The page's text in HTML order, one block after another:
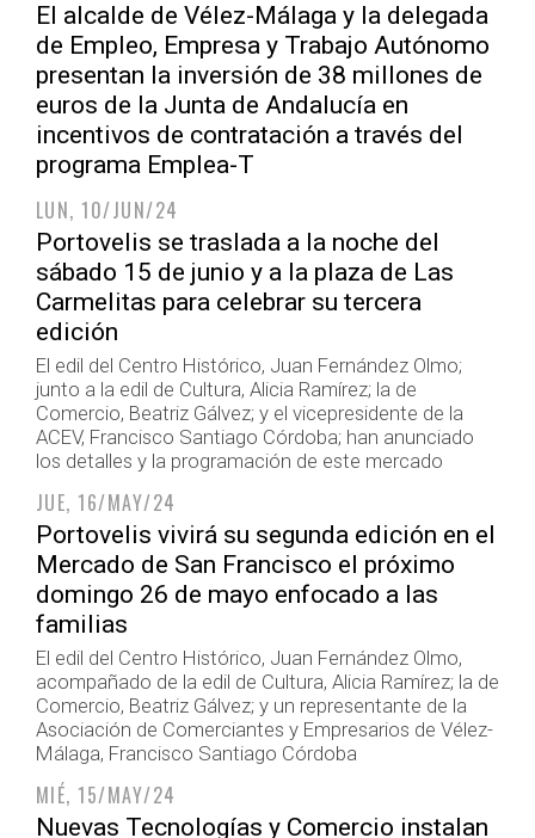
El alcalde de Vélez-Málaga y la delegada
de Empleo, Empresa y Trabajo Autónomo
presentan la inversión de 38 millones de
euros de la Junta de Andalucía en
incentivos de contratación a través del
programa Emplea-T
LUN, 10/JUN/24
Portovelis se traslada a la noche del
sábado 15 de junio y a la plaza de Las
Carmelitas para celebrar su tercera
edición
El edil del Centro Histórico, Juan Fernández Olmo;
junto a la edil de Cultura, Alicia Ramírez; la de
Comercio, Beatriz Gálvez; y el vicepresidente de la
ACEV, Francisco Santiago Córdoba; han anunciado
los detalles y la programación de este mercado
JUE, 16/MAY/24
Portovelis vivirá su segunda edición en el
Mercado de San Francisco el próximo
domingo 26 de mayo enfocado a las
familias
El edil del Centro Histórico, Juan Fernández Olmo,
acompañado de la edil de Cultura, Alicia Ramírez; la de
Comercio, Beatriz Gálvez; y un representante de la
Asociación de Comerciantes y Empresarios de Vélez-
Málaga, Francisco Santiago Córdoba
MIÉ, 15/MAY/24
Nuevas Tecnologías y Comercio instalan